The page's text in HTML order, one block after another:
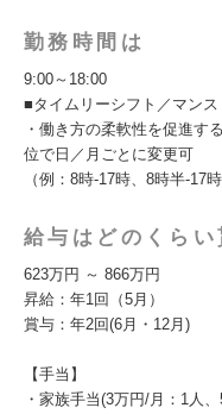
勤務時間は
9:00～18:00
■タイムリーシフト／マン
・働き方の柔軟性を促進す
位で日／月ごとに変更可
（例：8時-17時、8時半-17
給与はどのくらい
623万円 ～ 866万円
昇給：年1回（5月）
賞与：年2回(6月・12月)
【手当】
・家族手当(3万円/月：1人